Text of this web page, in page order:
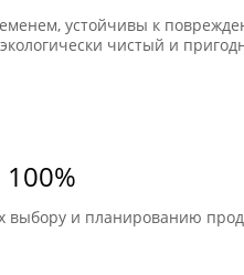
устойчивы к
чистый и
выбору и планированию